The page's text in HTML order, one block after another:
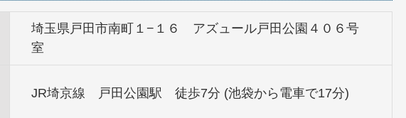
埼玉県戸田市南町１−１６ アズュール戸田公園４０６号
室
JR埼京線 戸田公園駅 徒歩7分 (池袋から電車で17分)